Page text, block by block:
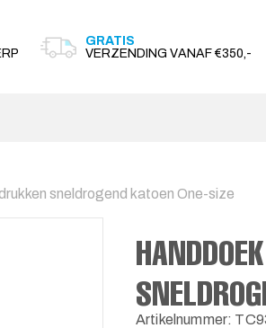
GRATIS
VERZENDING VANAF €350,-
sneldrogend katoen One-size
Artikelnummer: